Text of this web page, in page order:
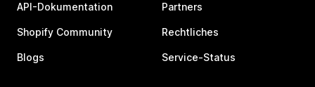
API-Dokumentation
Shopify Community
Blogs
Partners
Rechtliches
Service-Status